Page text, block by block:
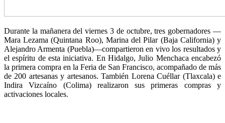
Durante la mañanera del viernes 3 de octubre, tres gobernadores —
Mara Lezama (Quintana Roo), Marina del Pilar (Baja California) y
Alejandro Armenta (Puebla)—compartieron en vivo los resultados y
el espíritu de esta iniciativa. En Hidalgo, Julio Menchaca encabezó
la primera compra en la Feria de San Francisco, acompañado de más
de 200 artesanas y artesanos. También Lorena Cuéllar (Tlaxcala) e
Indira Vizcaíno (Colima) realizaron sus primeras compras y
activaciones locales.